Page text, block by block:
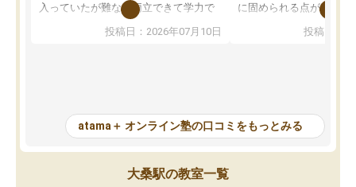
入っていたが難なく両立できて学力で
も部活でも結果を残すことができてよ
かった。また問題演習の際に、自分が
が、自分で自分の管理ができない人に
とっては難しい部分もあるのではない
かと思った。
投稿日：2026年07月10日
に固められる点が魅力で
項目のおかげで、手軽
元数が可視化されるので
しながら意欲的に取り組
常に効果を実感している
投稿日：
atama＋ オンライン塾の口コミをもっとみる
大桑駅の教室一覧